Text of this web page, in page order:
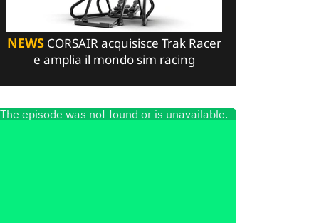
NEWSCORSAIR acquisisce Trak Racer
e amplia il mondo sim racing